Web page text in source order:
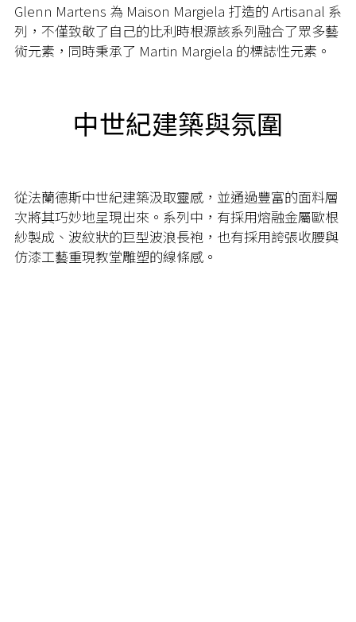
Glenn Martens 為 Maison Margiela 打造的 Artisanal 系
列，不僅致敬了自己的比利時根源該系列融合了眾多藝
術元素，同時秉承了 Martin Margiela 的標誌性元素。
中世紀建築與氛圍
從法蘭德斯中世紀建築汲取靈感，並通過豐富的面料層
次將其巧妙地呈現出來。系列中，有採用熔融金屬歐根
紗製成、波紋狀的巨型波浪長袍，也有採用誇張收腰與
仿漆工藝重現教堂雕塑的線條感。